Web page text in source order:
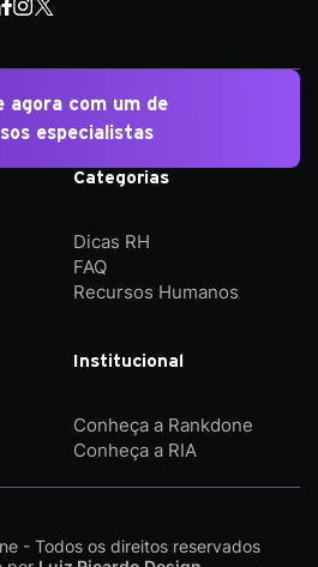
Categorias
Dicas RH
FAQ
Recursos Humanos
Institucional
Conheça a Rankdone
Conheça a RIA
agora com um de
especialistas
- Todos os direitos reservados